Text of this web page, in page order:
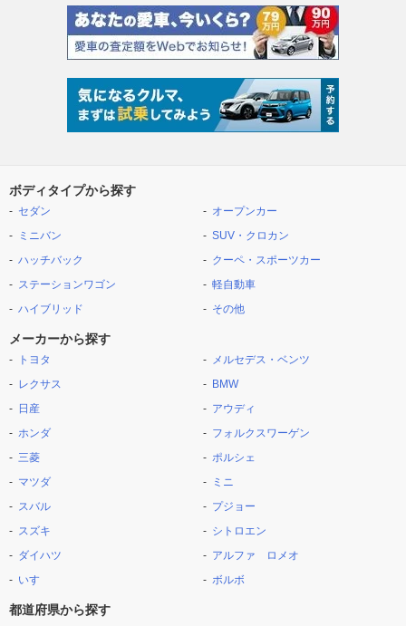
ボディタイプから探す
セダン
ミニバン
ハッチバック
ステーションワゴン
ハイブリッド
オープンカー
SUV・クロカン
クーペ・スポーツカー
軽自動車
その他
メーカーから探す
トヨタ
レクサス
日産
ホンダ
三菱
マツダ
スバル
スズキ
ダイハツ
いすゞ
メルセデス・ベンツ
BMW
アウディ
フォルクスワーゲン
ポルシェ
ミニ
プジョー
シトロエン
アルファ ロメオ
ボルボ
都道府県から探す